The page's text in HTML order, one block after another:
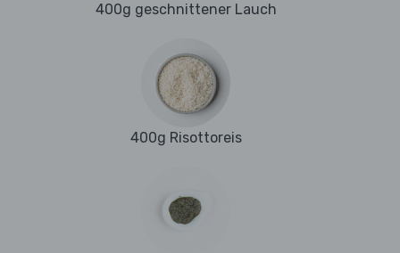
400g geschnittener Lauch
400g Risottoreis